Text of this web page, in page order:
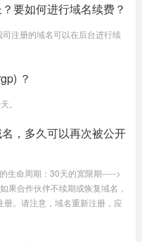
要如何进行域名续费？
注册的域名可以在后台进行续
？
。
，多久可以再次被公开
生命周期：30天的宽限期----->
果合作伙伴不续期或恢复域名，
。请注意，域名重新注册，应